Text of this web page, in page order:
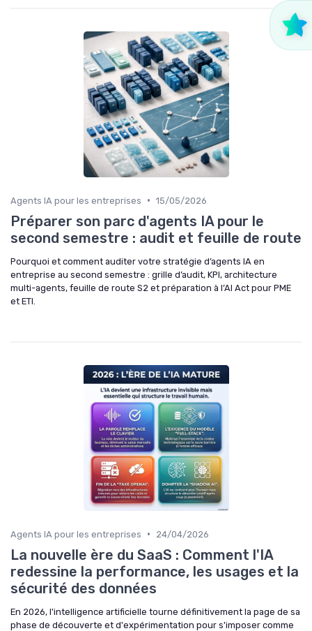
Agents IA pour les entreprises • 15/05/2026
Préparer son parc d'agents IA pour le
second semestre : audit et feuille de route
Pourquoi et comment auditer votre stratégie d’agents IA en
entreprise au second semestre : grille d’audit, KPI, architecture
multi-agents, feuille de route S2 et préparation à l’AI Act pour PME
et ETI.
Agents IA pour les entreprises • 24/04/2026
La nouvelle ère du SaaS : Comment l'IA
redessine la performance, les usages et la
sécurité des données
En 2026, l'intelligence artificielle tourne définitivement la page de sa
phase de découverte et d'expérimentation pour s'imposer comme